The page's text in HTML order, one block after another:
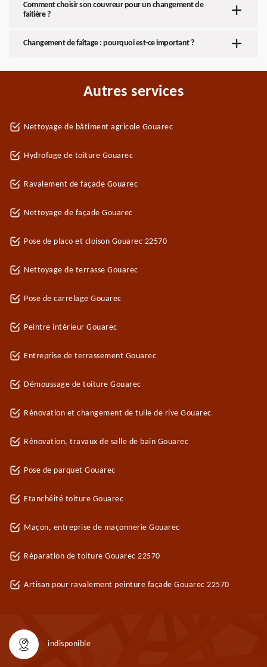
Comment choisir son couvreur pour un changement de
faitière ?
Changement de faîtage : pourquoi est-ce important ?
Autres services
Nettoyage de bâtiment agricole Gouarec
Hydrofuge de toiture Gouarec
Ravalement de façade Gouarec
Nettoyage de façade Gouarec
Pose de placo et cloison Gouarec 22570
Nettoyage de terrasse Gouarec
Pose de carrelage Gouarec
Peintre intérieur Gouarec
Entreprise de terrassement Gouarec
Démoussage de toiture Gouarec
Rénovation et changement de tuile de rive Gouarec
Rénovation, travaux de salle de bain Gouarec
Pose de parquet Gouarec
Etanchéité toiture Gouarec
Maçon, entreprise de maçonnerie Gouarec
Réparation de toiture Gouarec 22570
Artisan pour ravalement peinture façade Gouarec 22570
indisponible